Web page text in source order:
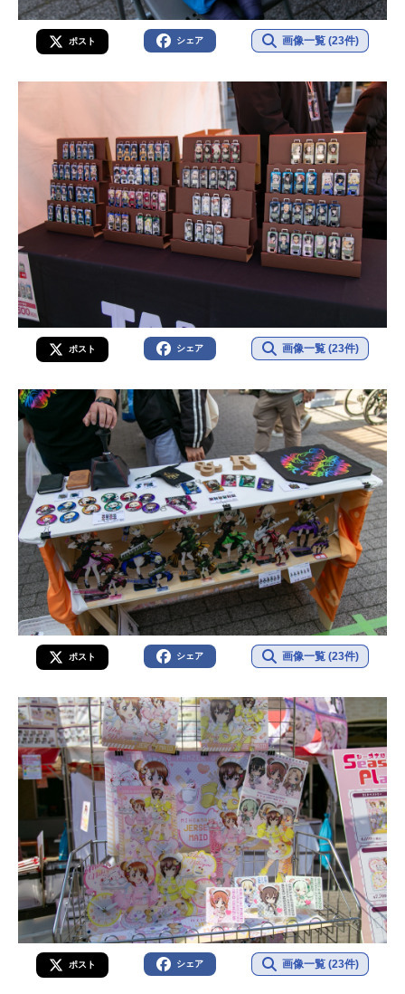
ポスト シェア 画像一覧 (23件)
ポスト シェア 画像一覧 (23件)
ポスト シェア 画像一覧 (23件)
ポスト シェア 画像一覧 (23件)